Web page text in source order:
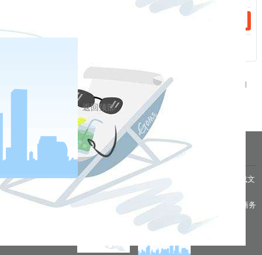
2024年1月26日
关于调整碳酸锂期货lc2407合约交易手续费的通知
pa凯发真人网娱乐的友情链接： | | | |
|
|
pa凯发真人网娱乐 copyright © 2016 福能期货股份有限公司 本网站所载文
章和数据仅供参考，使用前务请核实，风险自负。
备案/许可证号： 本网站支持ipv6 地址：福州市鼓楼区五四路75号海西商务
大厦31层
返回顶部